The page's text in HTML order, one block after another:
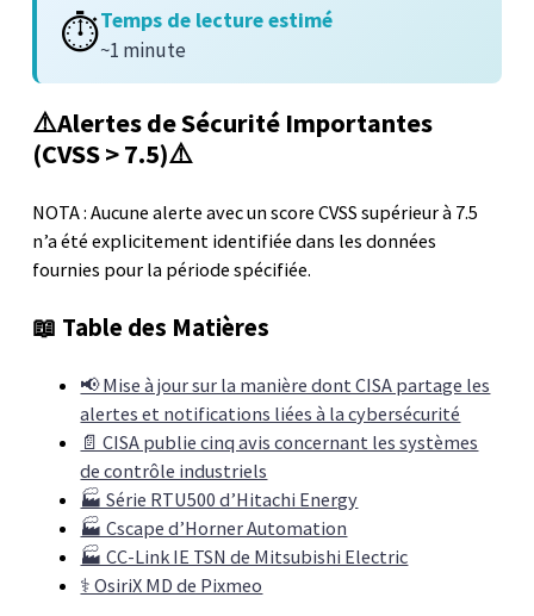
⏱️Temps de lecture estimé
~1 minute
⚠️Alertes de Sécurité Importantes
(CVSS > 7.5)⚠️
NOTA : Aucune alerte avec un score CVSS supérieur à 7.5
n’a été explicitement identifiée dans les données
fournies pour la période spécifiée.
📖 Table des Matières
📢 Mise à jour sur la manière dont CISA partage les
alertes et notifications liées à la cybersécurité
📄 CISA publie cinq avis concernant les systèmes
de contrôle industriels
🏭 Série RTU500 d’Hitachi Energy
🏭 Cscape d’Horner Automation
🏭 CC-Link IE TSN de Mitsubishi Electric
⚕️ OsiriX MD de Pixmeo